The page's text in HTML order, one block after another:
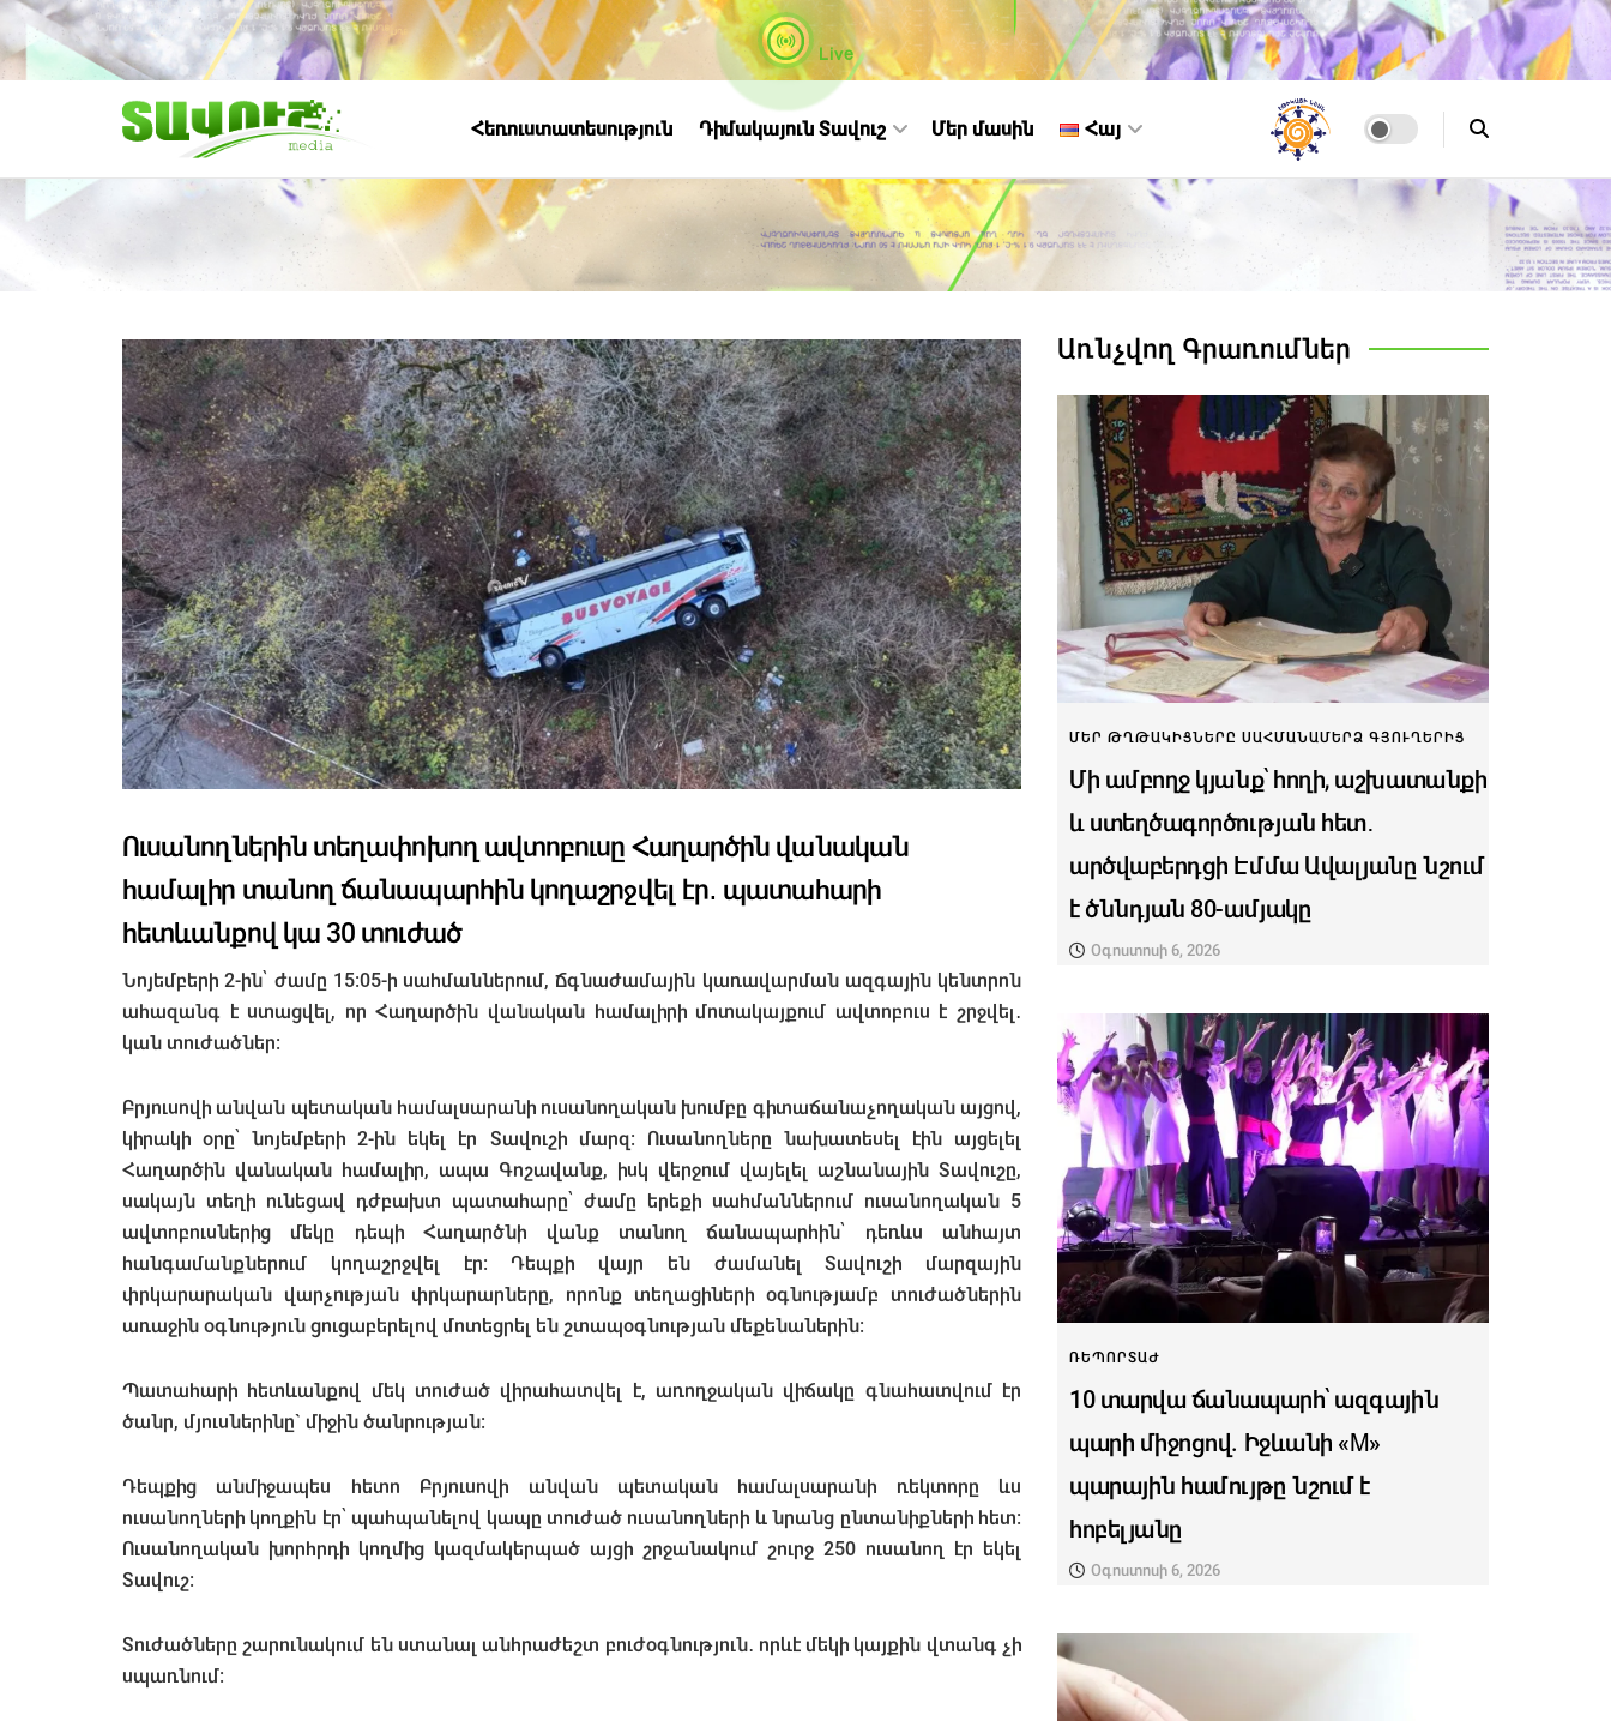
Live
Հեռուստատեսություն Դիմակայուն Տավուշ Մեր մասին Հայ
Ուսանողներին տեղափոխող ավտոբուսը Հաղարծին վանական
համալիր տանող ճանապարհին կողաշրջվել էր․ պատահարի
հետևանքով կա 30 տուժած
Նոյեմբերի 2-ին՝ ժամը 15։05-ի սահմաններում, Ճգնաժամային կառավարման ազգային կենտրոն
ահազանգ է ստացվել, որ Հաղարծին վանական համալիրի մոտակայքում ավտոբուս է շրջվել ․
կան տուժածներ։
Բրյուսովի անվան պետական համալսարանի ուսանողական խումբը գիտաճանաչողական այցով,
կիրակի օրը՝ նոյեմբերի 2-ին եկել էր Տավուշի մարզ։ Ուսանողները նախատեսել էին այցելել
Հաղարծին վանական համալիր, ապա Գոշավանք, իսկ վերջում վայելել աշնանային Տավուշը,
սակայն տեղի ունեցավ դժբախտ պատահարը՝ ժամը երեքի սահմաններում ուսանողական 5
ավտոբուսներից մեկը դեպի Հաղարծնի վանք տանող ճանապարհին՝ դեռևս անհայտ
հանգամանքներում կողաշրջվել էր։ Դեպքի վայր են ժամանել Տավուշի մարզային
փրկարարական վարչության փրկարարները, որոնք տեղացիների օգնությամբ տուժածներին
առաջին օգնություն ցուցաբերելով մոտեցրել են շտապօգնության մեքենաներին։
Պատահարի հետևանքով մեկ տուժած վիրահատվել է, առողջական վիճակը գնահատվում էր
ծանր, մյուսներինը` միջին ծանրության:
Դեպքից անմիջապես հետո Բրյուսովի անվան պետական համալսարանի ռեկտորը ևս
ուսանողների կողքին էր՝ պահպանելով կապը տուժած ուսանողների և նրանց ընտանիքների հետ։
Ուսանողական խորհրդի կողմից կազմակերպած այցի շրջանակում շուրջ 250 ուսանող էր եկել
Տավուշ։
Տուժածները շարունակում են ստանալ անհրաժեշտ բուժօգնություն․ որևէ մեկի կայքին վտանգ չի
սպառնում։
Առնչվող Գրառումներ
ՄԵՐ ԹՂԹԱԿԻՑՆԵՐԸ ՍԱՀՄԱՆԱՄԵՐՁ ԳՅՈՒՂԵՐԻՑ
Մի ամբողջ կյանք՝ հողի, աշխատանքի
և ստեղծագործության հետ․
արծվաբերդցի Էմմա Ավալյանը նշում
է ծննդյան 80-ամյակը
Օգոստոսի 6, 2026
ՌԵՊՈՐՏԱԺ
10 տարվա ճանապարհ՝ ազգային
պարի միջոցով. Իջևանի «M»
պարային համույթը նշում է
հոբելյանը
Օգոստոսի 6, 2026